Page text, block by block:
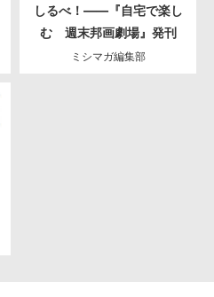
しるべ！――『自宅で楽し
む 週末邦画劇場』発刊
ミシマガ編集部